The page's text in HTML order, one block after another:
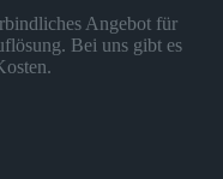
Angebot für
Bei uns gibt es